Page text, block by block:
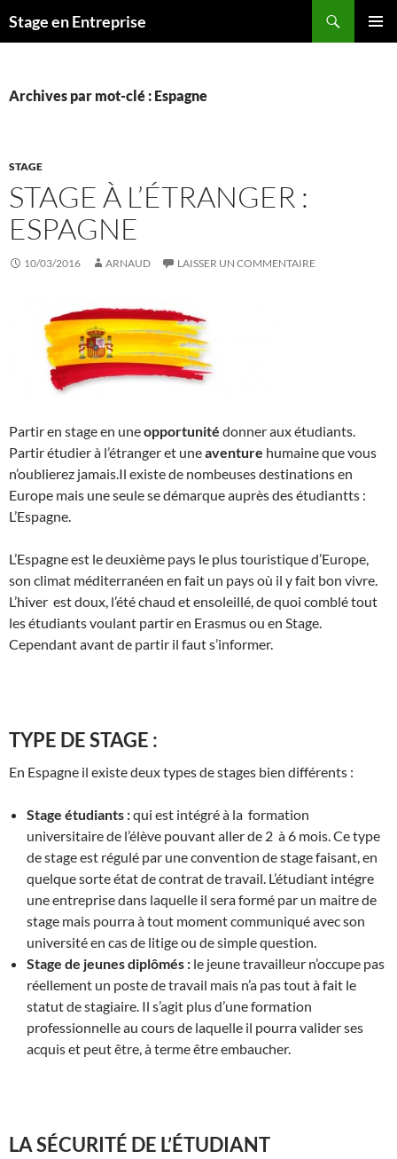
auStage en Entreprise
Archives par mot-clé : Espagne
STAGE
STAGE À L’ÉTRANGER :
ESPAGNE
10/03/2016 ARNAUD LAISSER UN COMMENTAIRE
Partir en stage en uneopportunité donner aux étudiants.
Partir étudier à l’étranger et uneaventure humaine que vous
n’oublierez jamais.Il existe de nombeuses destinations en
Europe mais une seule se démarque auprès des étudiantts :
L’Espagne.
L’Espagne est le deuxième pays le plus touristique d’Europe,
son climat méditerranéen en fait un pays où il y fait bon vivre.
L’hiver est doux, l’été chaud et ensoleillé, de quoi comblé tout
les étudiants voulant partir en Erasmus ou en Stage.
Cependant avant de partir il faut s’informer.
TYPE DE STAGE :
En Espagne il existe deux types de stages bien différents :
Stage étudiants :qui est intégré à la formation
universitaire de l’élève pouvant aller de 2 à 6 mois. Ce type
de stage est régulé par une convention de stage faisant, en
quelque sorte état de contrat de travail. L’étudiant intégre
une entreprise dans laquelle il sera formé par un maitre de
stage mais pourra à tout moment communiqué avec son
université en cas de litige ou de simple question.
Stage de jeunes diplômés : le jeune travailleur n’occupe pas
réellement un poste de travail mais n’a pas tout à fait le
statut de stagiaire. Il s’agit plus d’une formation
professionnelle au cours de laquelle il pourra valider ses
acquis et peut être, à terme être embaucher.
LA SÉCURITÉ DE L’ÉTUDIANT